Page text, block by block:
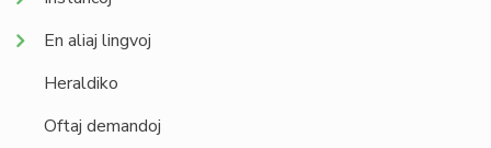
En aliaj lingvoj
Heraldiko
Oftaj demandoj